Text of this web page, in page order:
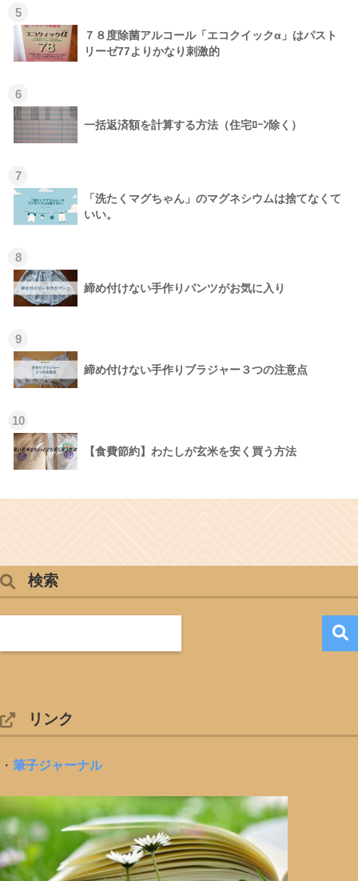
5
７８度除菌アルコール「エコクイックα」はパスト
リーゼ77よりかなり刺激的
6
一括返済額を計算する方法（住宅ﾛｰﾝ除く）
7
「洗たくマグちゃん」のマグネシウムは捨てなくて
いい。
8
締め付けない手作りパンツがお気に入り
9
締め付けない手作りブラジャー３つの注意点
10
【食費節約】わたしが玄米を安く買う方法
検索
リンク
・ 筆子ジャーナル